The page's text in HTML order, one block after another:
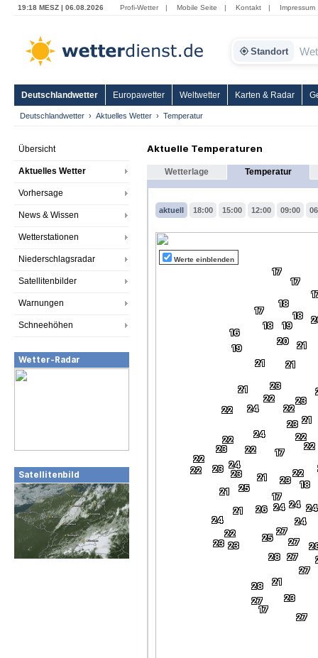
19:18 MESZ | 06.08.2026 Profi-Wetter | Mobile Seite | Kontakt | Impressum
Standort
Deutschlandwetter Europawetter Weltwetter Karten & Radar
Deutschlandwetter Aktuelles Wetter Temperatur
Übersicht
Aktuelles Wetter
Vorhersage
News & Wissen
Wetterstationen
Niederschlagsradar
Satellitenbilder
Warnungen
Schneehöhen
Wetter-Radar
Satellitenbild
Aktuelle Temperaturen
Wetterlage Temperatur
aktuell 18:00 15:00 12:00 09:00
Werte einblenden
22
22
25
22
23
23
21
20 21
23
19
23
23
18
19
22
17
24
27
21
21
22
26
23
21
17
18
17
17
23
24
27
28
17
18
21
23
17
22
21
27
21
24
27
24
22
24
16
23
21
24
28
23
22
18
22
27
22
24
27
22
25
24